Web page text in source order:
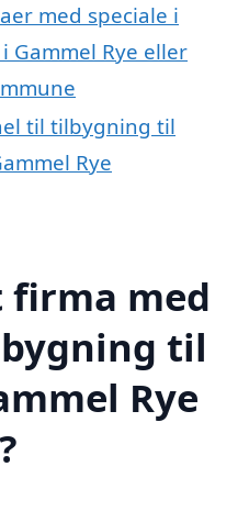
med speciale i
Rye eller
til tilbygning til
Rye
firma med
til
Rye